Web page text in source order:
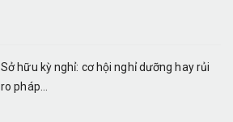
Sở hữu kỳ nghỉ: cơ hội nghỉ dưỡng hay rủi
ro pháp...